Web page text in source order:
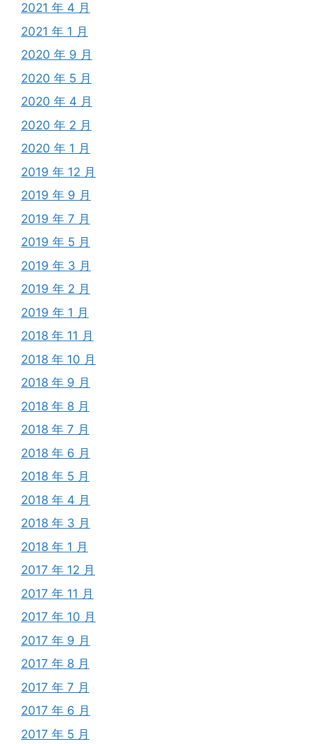
2021 年 4 月
2021 年 1 月
2020 年 9 月
2020 年 5 月
2020 年 4 月
2020 年 2 月
2020 年 1 月
2019 年 12 月
2019 年 9 月
2019 年 7 月
2019 年 5 月
2019 年 3 月
2019 年 2 月
2019 年 1 月
2018 年 11 月
2018 年 10 月
2018 年 9 月
2018 年 8 月
2018 年 7 月
2018 年 6 月
2018 年 5 月
2018 年 4 月
2018 年 3 月
2018 年 1 月
2017 年 12 月
2017 年 11 月
2017 年 10 月
2017 年 9 月
2017 年 8 月
2017 年 7 月
2017 年 6 月
2017 年 5 月